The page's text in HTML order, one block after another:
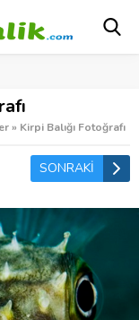
» Kirpi Balığı Fotoğrafı
SONRAKİ